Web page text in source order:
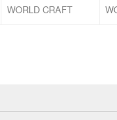
WORLD CRAFT